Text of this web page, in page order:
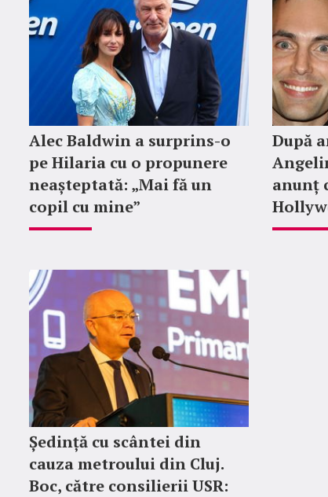
Alec Baldwin a surprins-o
pe Hilaria cu o propunere
neașteptată: „Mai fă un
copil cu mine”
După
anunț
Ședință cu scântei din
cauza metroului din Cluj.
Boc, către consilierii USR: